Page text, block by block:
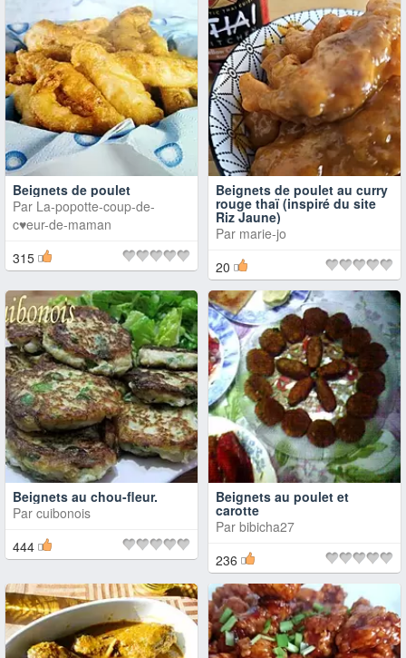
Beignets de poulet
Par La-popotte-coup-de-
c♥eur-de-maman
315
Beignets de poulet au curry
rouge thaï (inspiré du site
Riz Jaune)
Par marie-jo
20
Beignets au chou-fleur.
Par cuibonois
444
Beignets au poulet et
carotte
Par bibicha27
236